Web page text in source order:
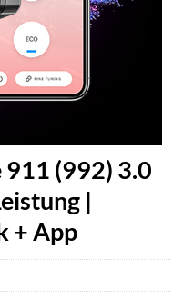
(992) 3.0
|
+ App